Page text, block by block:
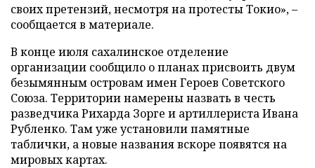
своих претензий, несмотря на протесты Токио», –
сообщается в материале.
В конце июля сахалинское отделение
организации сообщило о планах присвоить двум
безымянным островам имен Героев Советского
Союза. Территории намерены назвать в честь
разведчика Рихарда Зорге и артиллериста Ивана
Рубленко. Там уже установили памятные
таблички, а новые названия вскоре появятся на
мировых картах.